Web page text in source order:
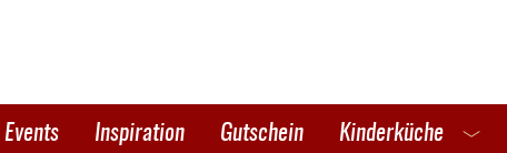
Events Inspiration Gutschein Kinderküche